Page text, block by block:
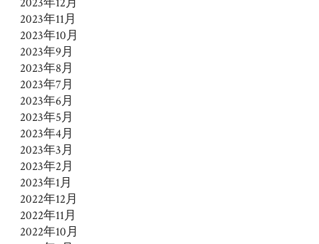
2023年11月
2023年10月
2023年9月
2023年8月
2023年7月
2023年6月
2023年5月
2023年4月
2023年3月
2023年2月
2023年1月
2022年12月
2022年11月
2022年10月